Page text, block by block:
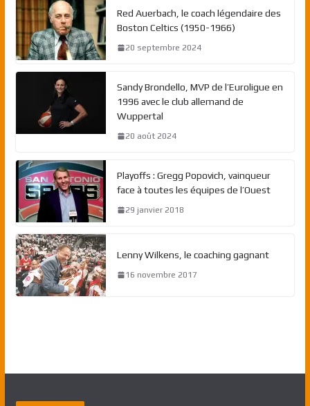
Red Auerbach, le coach légendaire des
Boston Celtics (1950-1966)
20 septembre 2024
Sandy Brondello, MVP de l’Euroligue en
1996 avec le club allemand de
Wuppertal
20 août 2024
Playoffs : Gregg Popovich, vainqueur
face à toutes les équipes de l’Ouest
29 janvier 2018
Lenny Wilkens, le coaching gagnant
16 novembre 2017